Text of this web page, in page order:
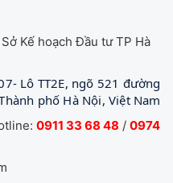
Kế hoạch Đầu tư TP Hà
Lô TT2E, ngõ 521 đường
phố Hà Nội, Việt Nam
0911 33 68 48 / 0974